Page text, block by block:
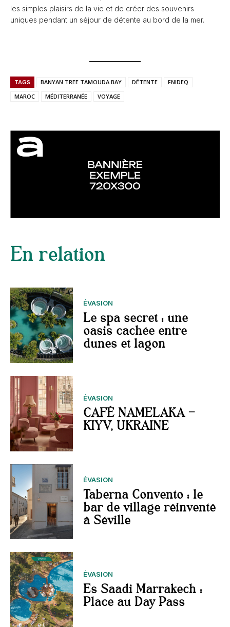
En relation
ÉVASION
Le spa secret : une
oasis cachée entre
dunes et lagon
ÉVASION
CAFÉ NAMELAKA –
KIYV, UKRAINE
ÉVASION
Taberna Convento : le
bar de village réinventé
à Séville
ÉVASION
Es Saadi Marrakech :
Place au Day Pass
les simples plaisirs de la vie et de créer des souvenirs
uniques pendant un séjour de détente au bord de la mer.
TAGS BANYAN TREE TAMOUDA BAY DÉTENTE
FNIDEQ
MAROC
MÉDITERRANÉE VOYAGE